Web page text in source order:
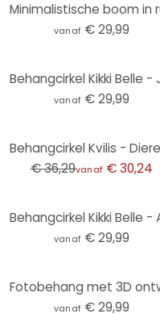
vanaf € 29,99
vanaf € 29,99
€ 36,29vanaf € 30,24
vanaf € 29,99
vanaf € 29,99